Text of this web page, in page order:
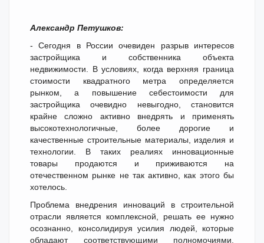
Александр Петушков:
- Сегодня в России очевиден разрыв интересов
застройщика и собственника объекта
недвижимости. В условиях, когда верхняя граница
стоимости квадратного метра определяется
рынком, а повышение себестоимости для
застройщика очевидно невыгодно, становится
крайне сложно активно внедрять и применять
высокотехнологичные, более дорогие и
качественные строительные материалы, изделия и
технологии. В таких реалиях инновационные
товары продаются и приживаются на
отечественном рынке не так активно, как этого бы
хотелось.
Проблема внедрения инноваций в строительной
отрасли является комплексной, решать ее нужно
осознанно, консолидируя усилия людей, которые
обладают соответствующими полномочиями.